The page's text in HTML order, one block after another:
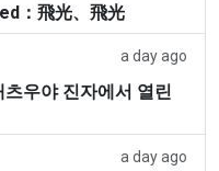
：飛光、飛光
a day ago
우야 진자에서 열린
a day ago